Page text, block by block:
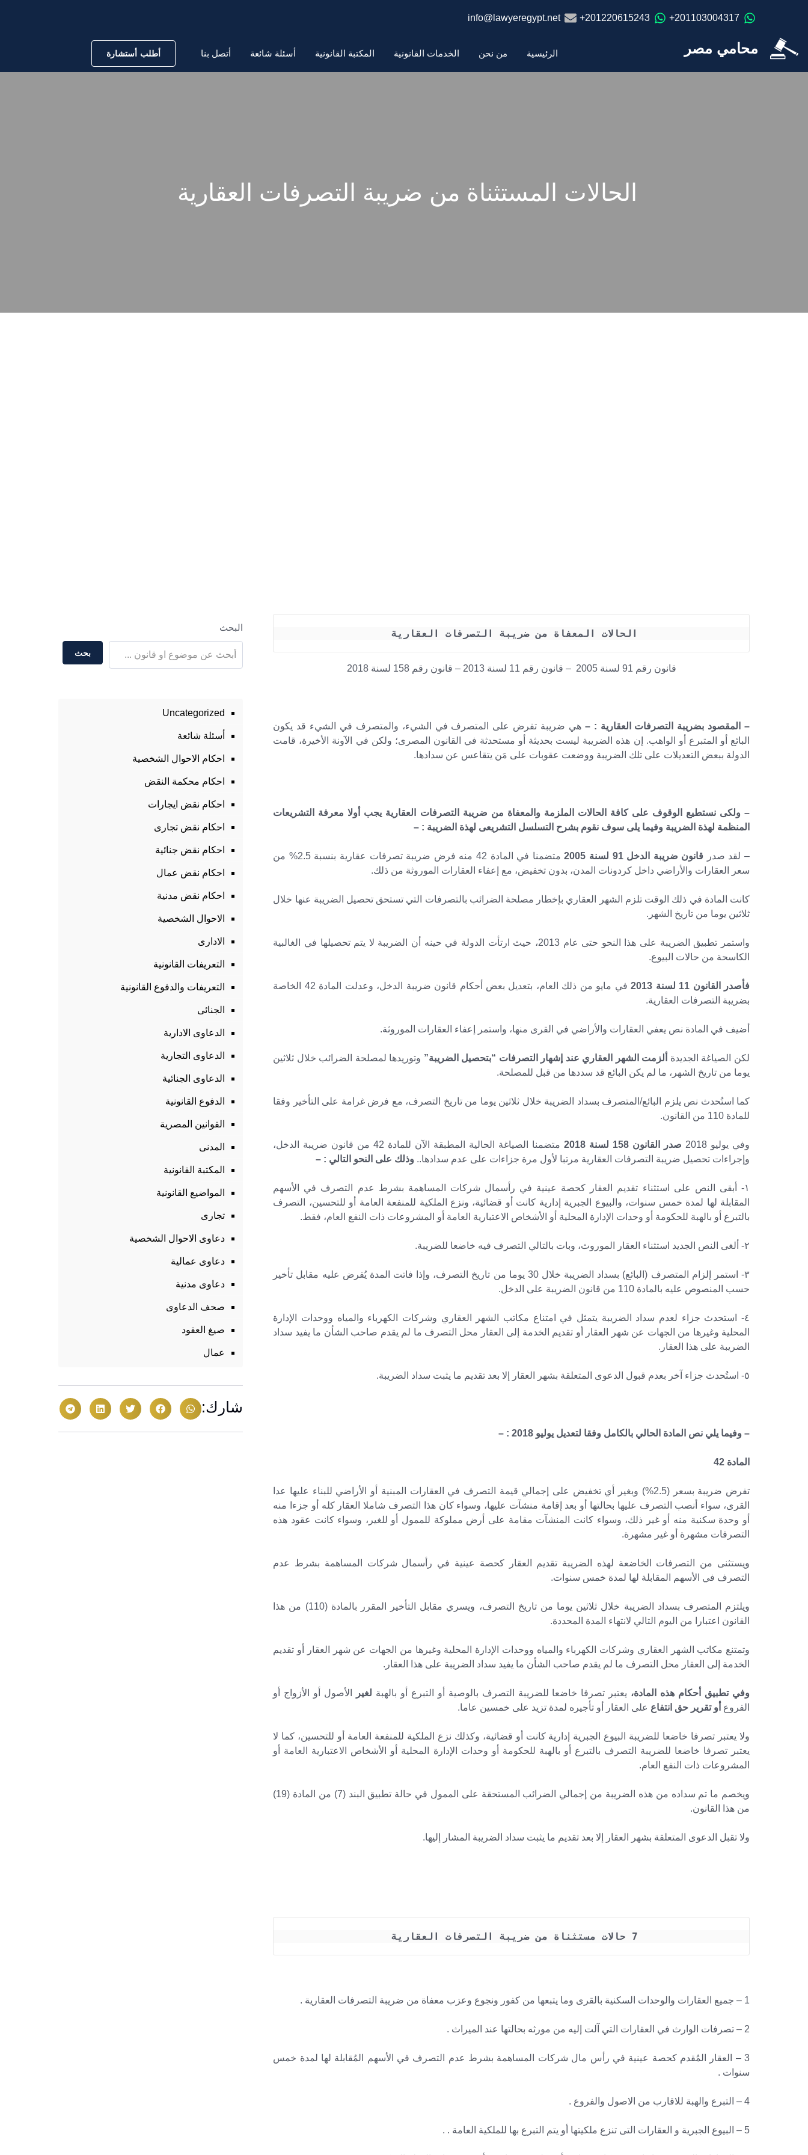
201103004317+
201220615243+
info@lawyeregypt.net
محامي مصر الرئيسية من نحن الخدمات القانونية المكتبة القانونية أسئلة شائعة أتصل بنا أطلب أستشارة
الحالات المستثناة من ضريبة التصرفات العقارية
الحالات المعفاة من ضريبة التصرفات العقارية
قانون رقم 91 لسنة 2005 – قانون رقم 11 لسنة 2013 – قانون رقم 158 لسنة 2018
– المقصود بضريبة التصرفات العقارية : – هي ضريبة تفرض على المتصرف في الشيء، والمتصرف في الشيء قد يكون
البائع أو المتبرع أو الواهب. إن هذه الضريبة ليست بحديثة أو مستحدثة في القانون المصرى؛ ولكن في الآونة الأخيرة، قامت
الدولة ببعض التعديلات على تلك الضريبة ووضعت عقوبات على مَن يتقاعس عن سدادها.
– ولكى نستطيع الوقوف على كافة الحالات الملزمة والمعفاة من ضريبة التصرفات العقارية يجب أولا معرفة التشريعات
المنظمة لهذة الضريبة وفيما يلى سوف نقوم بشرح التسلسل التشريعى لهذة الضريبة : –
– لقد صدر قانون ضريبة الدخل 91 لسنة 2005
متضمنا في المادة 42 منه فرض ضريبة تصرفات عقارية بنسبة 2.5% من
سعر العقارات والأراضي داخل كردونات المدن، بدون تخفيض، مع إعفاء العقارات الموروثة من ذلك.
كانت المادة في ذلك الوقت تلزم الشهر العقاري بإخطار مصلحة الضرائب بالتصرفات التي تستحق تحصيل الضريبة عنها خلال
ثلاثين يوما من تاريخ الشهر.
واستمر تطبيق الضريبة على هذا النحو حتى عام 2013، حيث ارتأت الدولة في حينه أن الضريبة لا يتم تحصيلها في الغالبية
الكاسحة من حالات البيوع.
فأصدر القانون 11 لسنة 2013
في مايو من ذلك العام، بتعديل بعض أحكام قانون ضريبة الدخل، وعدلت المادة 42 الخاصة
بضريبة التصرفات العقارية.
أضيف في المادة نص يعفي العقارات والأراضي في القرى منها، واستمر إعفاء العقارات الموروثة.
لكن الصياغة الجديدة ألزمت الشهر العقاري عند إشهار التصرفات “بتحصيل الضريبة” وتوريدها لمصلحة الضرائب خلال ثلاثين
يوما من تاريخ الشهر، ما لم يكن البائع قد سددها من قبل للمصلحة.
كما استُحدث نص يلزم البائع/المتصرف بسداد الضريبة خلال ثلاثين يوما من تاريخ التصرف، مع فرض غرامة على التأخير وفقا
للمادة 110 من القانون.
وفي يوليو 2018 صدر القانون 158 لسنة 2018
متضمنا الصياغة الحالية المطبقة الآن للمادة 42 من قانون ضريبة الدخل،
وإجراءات تحصيل ضريبة التصرفات العقارية مرتبا لأول مرة جزاءات على عدم سدادها.. وذلك على النحو التالي : –
١- أبقى النص على استثناء تقديم العقار كحصة عينية في رأسمال شركات المساهمة بشرط عدم التصرف في الأسهم
المقابلة لها لمدة خمس سنوات، والبيوع الجبرية إدارية كانت أو قضائية، ونزع الملكية للمنفعة العامة أو للتحسين، التصرف
بالتبرع أو بالهبة للحكومة أو وحدات الإدارة المحلية أو الأشخاص الاعتبارية العامة أو المشروعات ذات النفع العام، فقط.
٢- ألغى النص الجديد استثناء العقار الموروث، وبات بالتالي التصرف فيه خاضعا للضريبة.
٣- استمر إلزام المتصرف (البائع) بسداد الضريبة خلال 30 يوما من تاريخ التصرف، وإذا فاتت المدة يُفرض عليه مقابل تأخير
حسب المنصوص عليه بالمادة 110 من قانون الضريبة على الدخل.
٤- استحدث جزاء لعدم سداد الضريبة يتمثل في امتناع مكاتب الشهر العقاري وشركات الكهرباء والمياه ووحدات الإدارة
المحلية وغيرها من الجهات عن شهر العقار أو تقديم الخدمة إلى العقار محل التصرف ما لم يقدم صاحب الشأن ما يفيد سداد
الضريبة على هذا العقار.
٥- استُحدث جزاء آخر بعدم قبول الدعوى المتعلقة بشهر العقار إلا بعد تقديم ما يثبت سداد الضريبة.
– وفيما يلي نص المادة الحالي بالكامل وفقا لتعديل يوليو 2018 : –
المادة 42
تفرض ضريبة بسعر (2.5%) وبغير أي تخفيض على إجمالي قيمة التصرف في العقارات المبنية أو الأراضي للبناء عليها عدا
القرى، سواء أنصب التصرف عليها بحالتها أو بعد إقامة منشآت عليها، وسواء كان هذا التصرف شاملا العقار کله أو جزءا منه
أو وحدة سكنية منه أو غير ذلك، وسواء كانت المنشآت مقامة على أرض مملوكة للممول أو للغير، وسواء كانت عقود هذه
التصرفات مشهرة أو غير مشهرة.
ويستثنى من التصرفات الخاضعة لهذه الضريبة تقديم العقار كحصة عينية في رأسمال شركات المساهمة بشرط عدم
التصرف في الأسهم المقابلة لها لمدة خمس سنوات.
ويلتزم المتصرف بسداد الضريبة خلال ثلاثين يوما من تاريخ التصرف، ويسري مقابل التأخير المقرر بالمادة (110) من هذا
القانون اعتبارا من اليوم التالي لانتهاء المدة المحددة.
وتمتنع مكاتب الشهر العقاري وشركات الكهرباء والمياه ووحدات الإدارة المحلية وغيرها من الجهات عن شهر العقار أو تقديم
الخدمة إلى العقار محل التصرف ما لم يقدم صاحب الشأن ما يفيد سداد الضريبة على هذا العقار.
وفي تطبيق أحكام هذه المادة، يعتبر تصرفا خاضعا للضريبة التصرف بالوصية أو التبرع أو بالهبة لغير
الأصول أو الأزواج أو
الفروع أو تقرير حق انتفاع على العقار أو تأجيره لمدة تزيد على خمسين عاما.
ولا يعتبر تصرفا خاضعا للضريبة البيوع الجبرية إدارية كانت أو قضائية، وكذلك نزع الملكية للمنفعة العامة أو للتحسين، كما لا
يعتبر تصرفا خاضعا للضريبة التصرف بالتبرع أو بالهبة للحكومة أو وحدات الإدارة المحلية أو الأشخاص الاعتبارية العامة أو
المشروعات ذات النفع العام.
ويخصم ما تم سداده من هذه الضريبة من إجمالي الضرائب المستحقة على الممول في حالة تطبيق البند (7) من المادة (19)
من هذا القانون.
ولا تقبل الدعوى المتعلقة بشهر العقار إلا بعد تقديم ما يثبت سداد الضريبة المشار إليها.
7 حالات مستثناة من ضريبة التصرفات العقارية
1 – جميع العقارات والوحدات السكنية بالقرى وما يتبعها من كفور ونجوع وعزب معفاة من ضريبة التصرفات العقارية .
2 – تصرفات الوارث في العقارات التي آلت إليه من مورثه بحالتها عند الميراث .
3 – العقار المُقدم كحصة عينية في رأس مال شركات المساهمة بشرط عدم التصرف في الأسهم المُقابلة لها لمدة خمس
سنوات .
4 – التبرع والهبة للاقارب من الاصول والفروع .
5 – البيوع الجبرية و العقارات التى تنزع ملكيتها أو يتم التبرع بها للملكية العامة . .
البحث
بحث
Uncategorized
أسئلة شائعة
احكام الاحوال الشخصية
احكام محكمة النقض
احكام نقض ايجارات
احكام نقض تجارى
احكام نقض جنائية
احكام نقض عمال
احكام نقض مدنية
الاحوال الشخصية
الادارى
التعريفات القانونية
التعريفات والدفوع القانونية
الجنائى
الدعاوى الادارية
الدعاوى التجارية
الدعاوى الجنائية
الدفوع القانونية
القوانين المصرية
المدنى
المكتبة القانونية
المواضيع القانونية
تجارى
دعاوى الاحوال الشخصية
دعاوى عمالية
دعاوى مدنية
صحف الدعاوى
صيغ العقود
عمال
شارك: